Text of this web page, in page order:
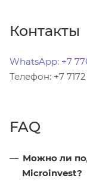
Контакты
WhatsApp: +7
Телефон: +7 7172
FAQ
Можно ли
Microinvest?